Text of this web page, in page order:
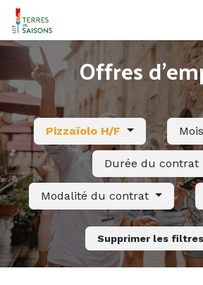
Se rendre au contenu
Offres
Pizzaïolo H/F
Durée du contrat
Modalité du contrat
Supprimer les filtres